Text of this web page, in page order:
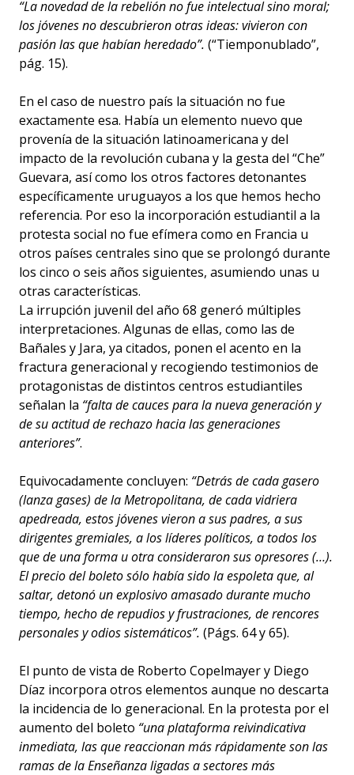
“La novedad de la rebelión no fue intelectual sino moral;
los jóvenes no descubrieron otras ideas: vivieron con
pasión las que habían heredado”. (“Tiemponublado”,
pág. 15).
En el caso de nuestro país la situación no fue
exactamente esa. Había un elemento nuevo que
provenía de la situación latinoamericana y del
impacto de la revolución cubana y la gesta del “Che”
Guevara, así como los otros factores detonantes
específicamente uruguayos a los que hemos hecho
referencia. Por eso la incorporación estudiantil a la
protesta social no fue efímera como en Francia u
otros países centrales sino que se prolongó durante
los cinco o seis años siguientes, asumiendo unas u
otras características.
La irrupción juvenil del año 68 generó múltiples
interpretaciones. Algunas de ellas, como las de
Bañales y Jara, ya citados, ponen el acento en la
fractura generacional y recogiendo testimonios de
protagonistas de distintos centros estudiantiles
señalan la “falta de cauces para la nueva generación y
de su actitud de rechazo hacia las generaciones
anteriores”.
Equivocadamente concluyen: “Detrás de cada gasero
(lanza gases) de la Metropolitana, de cada vidriera
apedreada, estos jóvenes vieron a sus padres, a sus
dirigentes gremiales, a los líderes políticos, a todos los
que de una forma u otra consideraron sus opresores (…).
El precio del boleto sólo había sido la espoleta que, al
saltar, detonó un explosivo amasado durante mucho
tiempo, hecho de repudios y frustraciones, de rencores
personales y odios sistemáticos”. (Págs. 64 y 65).
El punto de vista de Roberto Copelmayer y Diego
Díaz incorpora otros elementos aunque no descarta
la incidencia de lo generacional. En la protesta por el
aumento del boleto “una plataforma reivindicativa
inmediata, las que reaccionan más rápidamente son las
ramas de la Enseñanza ligadas a sectores más